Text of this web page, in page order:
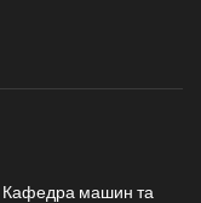
Кафедра машин та